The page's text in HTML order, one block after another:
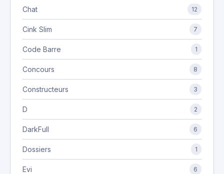
Chat 12
Cink Slim 7
Code Barre 1
Concours 8
Constructeurs 3
D 2
DarkFull 6
Dossiers 1
Evi 6